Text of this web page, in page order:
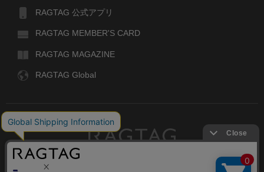
RAGTAG 公式アプリ
RAGTAG MEMBER'S CARD
RAGTAG MAGAZINE
RAGTAG Global
デザイナーズブランドのユーズド・セレクトショップ